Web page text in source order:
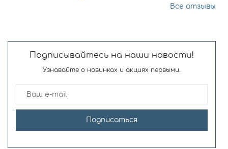
Все отзывы
Подписывайтесь на наши новости!
Узнавайте о новинках и акциях первыми.
Подписаться